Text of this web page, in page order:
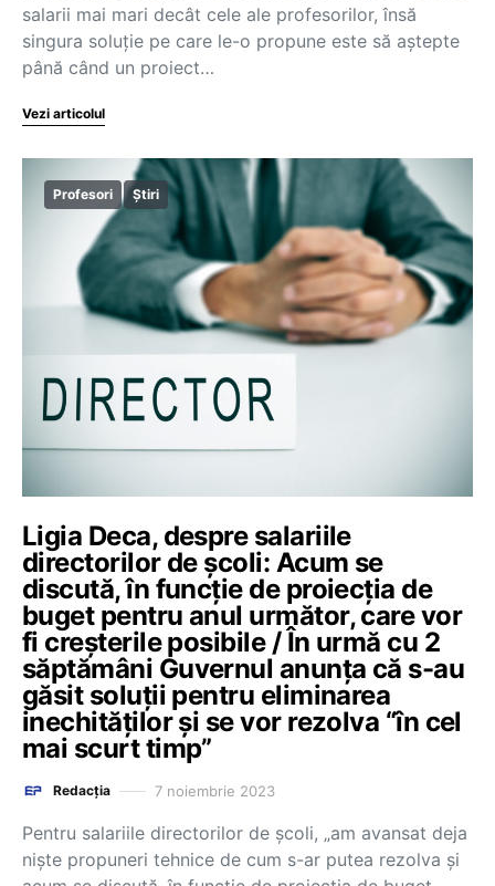
salarii mai mari decât cele ale profesorilor, însă
singura soluție pe care le-o propune este să aștepte
până când un proiect…
Vezi articolul
Profesori Știri
Ligia Deca, despre salariile
directorilor de școli: Acum se
discută, în funcție de proiecția de
buget pentru anul următor, care vor
fi creșterile posibile / În urmă cu 2
săptămâni Guvernul anunța că s-au
găsit soluții pentru eliminarea
inechităților și se vor rezolva “în cel
mai scurt timp”
Redacția 7 noiembrie 2023
Pentru salariile directorilor de școli, „am avansat deja
niște propuneri tehnice de cum s-ar putea rezolva și